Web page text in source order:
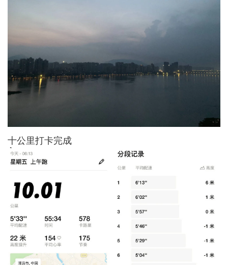
十公里打卡完成